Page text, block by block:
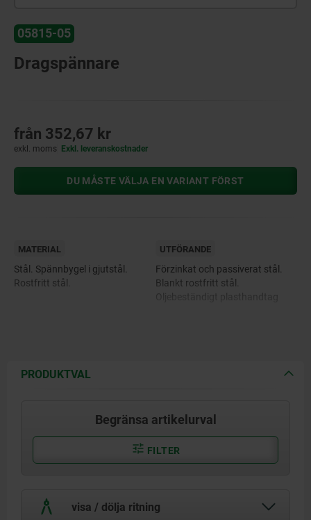
05815-05
Dragspännare
från 352,67 kr
exkl. moms Exkl. leveranskostnader
DU MÅSTE VÄLJA EN VARIANT FÖRST
MATERIAL
Stål. Spännbygel i gjutstål.
Rostfritt stål.
UTFÖRANDE
Förzinkat och passiverat stål.
Blankt rostfritt stål.
PRODUKTVAL
Begränsa artikelurval
FILTER
visa / dölja ritning